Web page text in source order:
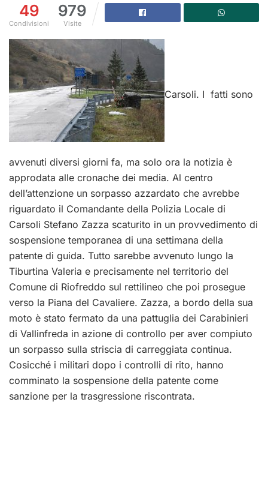
49
Condivisioni
979
Visite
Carsoli. I fatti sono
avvenuti diversi giorni fa, ma solo ora la notizia è
approdata alle cronache dei media. Al centro
dell’attenzione un sorpasso azzardato che avrebbe
riguardato il Comandante della Polizia Locale di
Carsoli Stefano Zazza scaturito in un provvedimento di
sospensione temporanea di una settimana della
patente di guida. Tutto sarebbe avvenuto lungo la
Tiburtina Valeria e precisamente nel territorio del
Comune di Riofreddo sul rettilineo che poi prosegue
verso la Piana del Cavaliere. Zazza, a bordo della sua
moto è stato fermato da una pattuglia dei Carabinieri
di Vallinfreda in azione di controllo per aver compiuto
un sorpasso sulla striscia di carreggiata continua.
Cosicché i militari dopo i controlli di rito, hanno
comminato la sospensione della patente come
sanzione per la trasgressione riscontrata.